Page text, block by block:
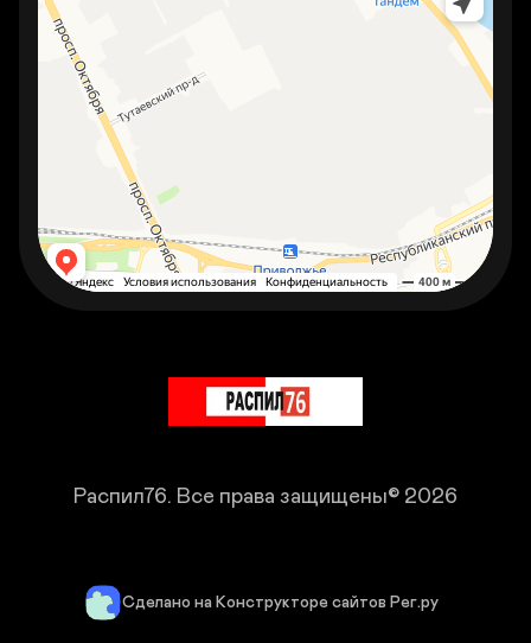
Распил76. Все права защищены© 2026
Сделано на Конструкторе сайтов Рег.ру